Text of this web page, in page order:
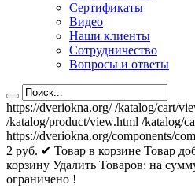
Сертификаты
Видео
Наши клиенты
Сотрудничество
Вопросы и ответы
https://dveriokna.org/ /katalog/cart/
/katalog/product/view.html /katalog/
https://dveriokna.org/components/
2 руб. ✔ Товар в корзине Товар
корзину Удалить Товаров: на
ограничено !